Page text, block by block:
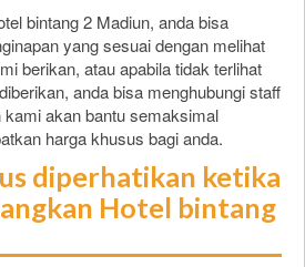
bintang 2 Madiun, anda bisa
yang sesuai dengan melihat
berikan, atau apabila tidak terlihat
anda bisa menghubungi staff
akan bantu semaksimal
harga khusus bagi anda.
diperhatikan ketika
Hotel bintang